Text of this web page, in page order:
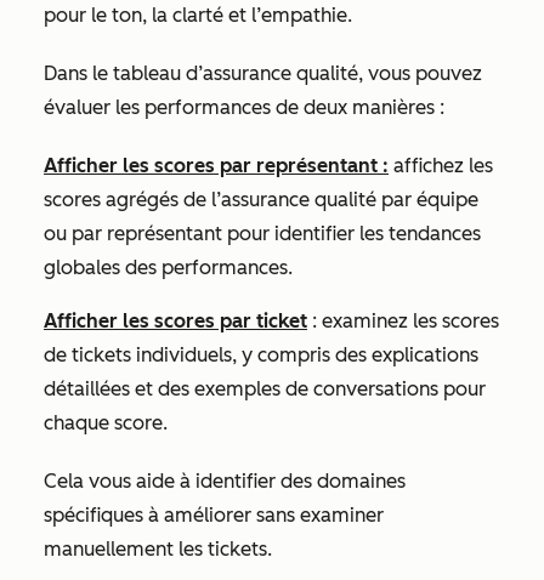
pour le ton, la clarté et l’empathie.
Dans le tableau d’assurance qualité, vous pouvez
évaluer les performances de deux manières :
Afficher les scores par représentant : affichez les
scores agrégés de l’assurance qualité par équipe
ou par représentant pour identifier les tendances
globales des performances.
Afficher les scores par ticket : examinez les scores
de tickets individuels, y compris des explications
détaillées et des exemples de conversations pour
chaque score.
Cela vous aide à identifier des domaines
spécifiques à améliorer sans examiner
manuellement les tickets.